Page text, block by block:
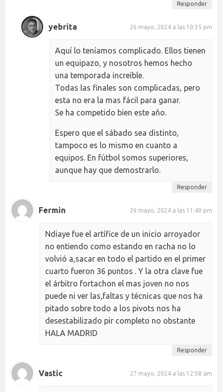
Responder
yebrita 26 mayo, 2024 a las 10:35 pm
Aquí lo teníamos complicado. Ellos tienen
un equipazo, y nosotros hemos hecho
una temporada increíble.
Todas las finales son complicadas, pero
esta no era la mas fácil para ganar.
Se ha competido bien este año.
Espero que el sábado sea distinto,
tampoco es lo mismo en cuanto a
equipos. En fútbol somos superiores,
aunque hay que demostrarlo.
Responder
Fermin 26 mayo, 2024 a las 11:40 pm
Ndiaye fue el artífice de un inicio arroyador
no entiendo como estando en racha no lo
volvió a,sacar en todo el partido en el primer
cuarto fueron 36 puntos . Y la otra clave fue
el árbitro fortachon el mas joven no nos
puede ni ver las,faltas y técnicas que nos ha
pitado sobre todo a los pivots nos ha
desestabilizado pir completo no obstante
HALA MADRID
Responder
Vastic 27 mayo, 2024 a las 12:08 am